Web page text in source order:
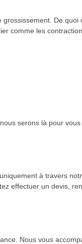
grossissement. De quoi
comme les
serons là pour vous
à travers
effectuer un devis,
Nous vous